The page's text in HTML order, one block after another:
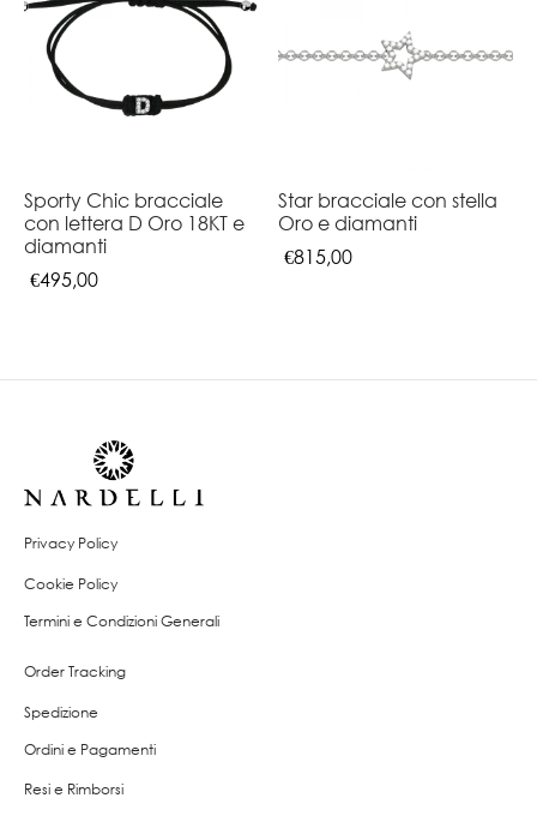
Sporty Chic bracciale
con lettera D Oro 18KT e
diamanti
€495,00
Star bracciale con stella
Oro e diamanti
€815,00
Privacy Policy
Cookie Policy
Termini e Condizioni Generali
Order Tracking
Spedizione
Ordini e Pagamenti
Resi e Rimborsi